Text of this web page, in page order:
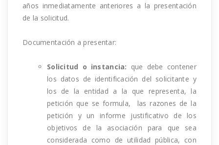
años inmediatamente anteriores a la presentación
de la solicitud.
Documentación a presentar:
Solicitud o instancia: que debe contener
los datos de identificación del solicitante y
los de la entidad a la que representa, la
petición que se formula, las razones de la
petición y un informe justificativo de los
objetivos de la asociación para que sea
considerada como de utilidad pública, con